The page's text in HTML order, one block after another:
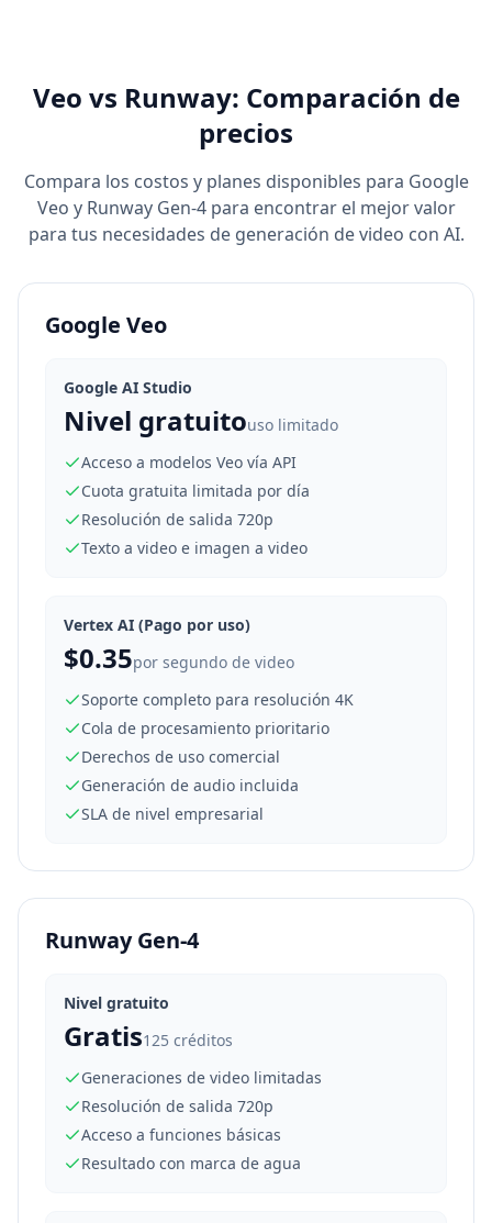
Veo vs Runway: Comparación de
precios
Compara los costos y planes disponibles para Google
Veo y Runway Gen-4 para encontrar el mejor valor
para tus necesidades de generación de video con AI.
Google Veo
Google AI Studio
Nivel gratuitouso limitado
Acceso a modelos Veo vía API
Cuota gratuita limitada por día
Resolución de salida 720p
Texto a video e imagen a video
Vertex AI (Pago por uso)
$0.35por segundo de video
Soporte completo para resolución 4K
Cola de procesamiento prioritario
Derechos de uso comercial
Generación de audio incluida
SLA de nivel empresarial
Runway Gen-4
Nivel gratuito
Gratis125 créditos
Generaciones de video limitadas
Resolución de salida 720p
Acceso a funciones básicas
Resultado con marca de agua